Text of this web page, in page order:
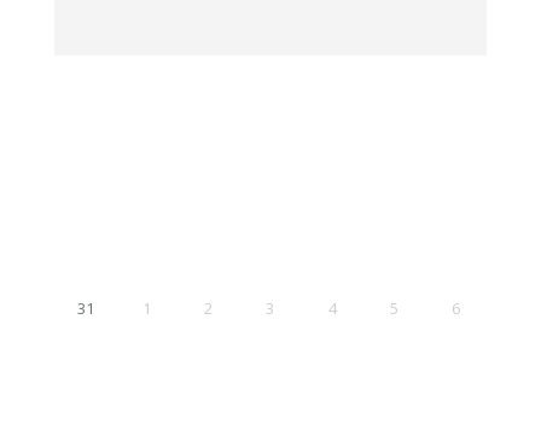
31 1 2 3 4 5 6